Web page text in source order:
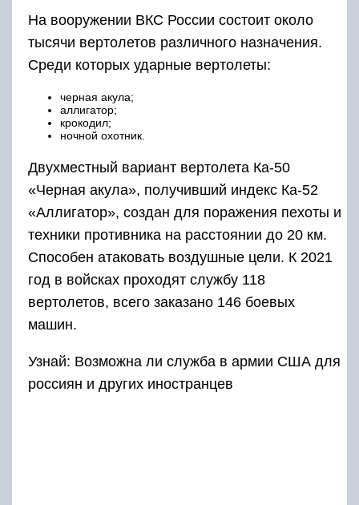
На вооружении ВКС России состоит около
тысячи вертолетов различного назначения.
Среди которых ударные вертолеты:
черная акула;
аллигатор;
крокодил;
ночной охотник.
Двухместный вариант вертолета Ка-50
«Черная акула», получивший индекс Ка-52
«Аллигатор», создан для поражения пехоты и
техники противника на расстоянии до 20 км.
Способен атаковать воздушные цели. К 2021
год в войсках проходят службу 118
вертолетов, всего заказано 146 боевых
машин.
Узнай: Возможна ли служба в армии США для
россиян и других иностранцев